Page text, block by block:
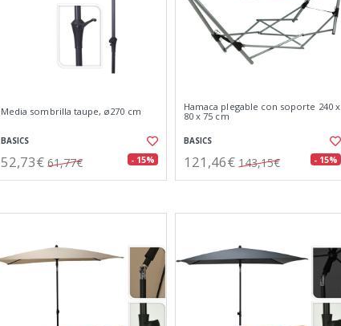
Media sombrilla taupe, ø270 cm
BASICS
52,73€ 61,77€ - 15%
Hamaca plegable con soporte 240 x
80 x 75 cm
BASICS
121,46€ 143,15€ - 15%